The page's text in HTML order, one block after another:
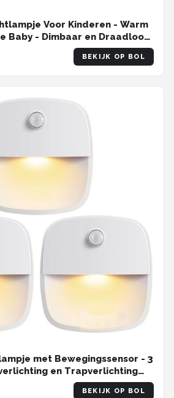
Voor Kinderen - Warm
Baby - Dimbaar en Draadloos
- USB Oplaadbaar
BEKIJK OP BOL
met Bewegingssensor - 3
en Trapverlichting
op Batterij
BEKIJK OP BOL